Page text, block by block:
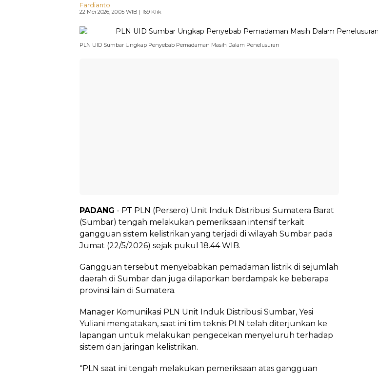
Fardianto
22 Mei 2026, 20:05 WIB | 169 Klik
PLN UID Sumbar Ungkap Penyebab Pemadaman Masih Dalam Penelusuran
PADANG - PT PLN (Persero) Unit Induk Distribusi Sumatera Barat
(Sumbar) tengah melakukan pemeriksaan intensif terkait
gangguan sistem kelistrikan yang terjadi di wilayah Sumbar pada
Jumat (22/5/2026) sejak pukul 18.44 WIB.
Gangguan tersebut menyebabkan pemadaman listrik di sejumlah
daerah di Sumbar dan juga dilaporkan berdampak ke beberapa
provinsi lain di Sumatera.
Manager Komunikasi PLN Unit Induk Distribusi Sumbar, Yesi
Yuliani mengatakan, saat ini tim teknis PLN telah diterjunkan ke
lapangan untuk melakukan pengecekan menyeluruh terhadap
sistem dan jaringan kelistrikan.
“PLN saat ini tengah melakukan pemeriksaan atas gangguan